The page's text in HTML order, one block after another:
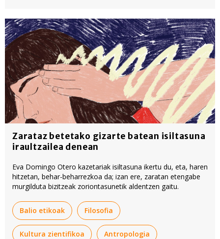
Zarataz betetako gizarte batean isiltasuna
iraultzailea denean
Eva Domingo Otero kazetariak isiltasuna ikertu du, eta, haren
hitzetan, behar-beharrezkoa da; izan ere, zaratan etengabe
murgilduta bizitzeak zoriontasunetik aldentzen gaitu.
Balio etikoak Filosofia
Kultura zientifikoa Antropologia